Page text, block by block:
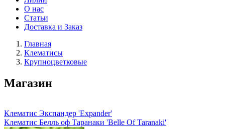
О нас
Статьи
Доставка и Заказ
Главная
Клематисы
Крупноцветковые
Магазин
Клематис Экспандер 'Expander'
Клематис Белль оф Таранаки 'Belle Of Taranaki'